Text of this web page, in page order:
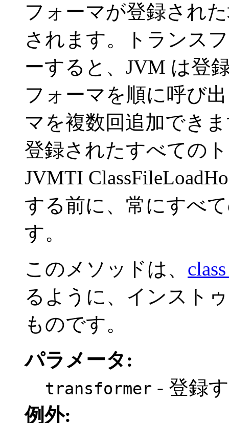
フォーマが登録され
されます。トランス
ーすると、JVM は登
フォーマを順に呼び
マを複数回追加でき
登録されたすべての
JVMTI
する前に、常にすべ
す。
このメソッドは、
るように、インスト
ものです。
パラメータ:
transformer - 登録
例外: